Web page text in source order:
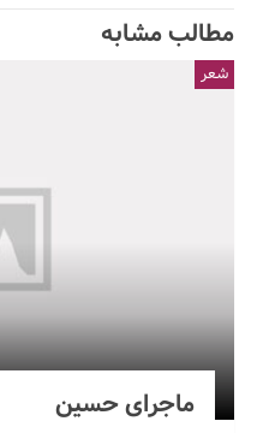
مطالب مشابه
ماجرای حسین
شعر